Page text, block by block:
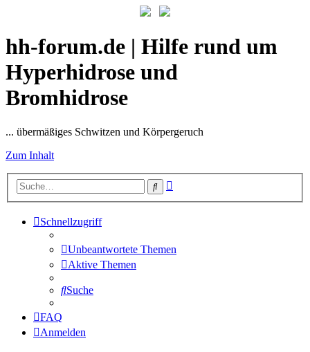
hh-forum.de | Hilfe rund um
Hyperhidrose und
Bromhidrose
... übermäßiges Schwitzen und Körpergeruch
Zum Inhalt
Suche
Schnellzugriff
Unbeantwortete Themen
Aktive Themen
Suche
FAQ
Anmelden